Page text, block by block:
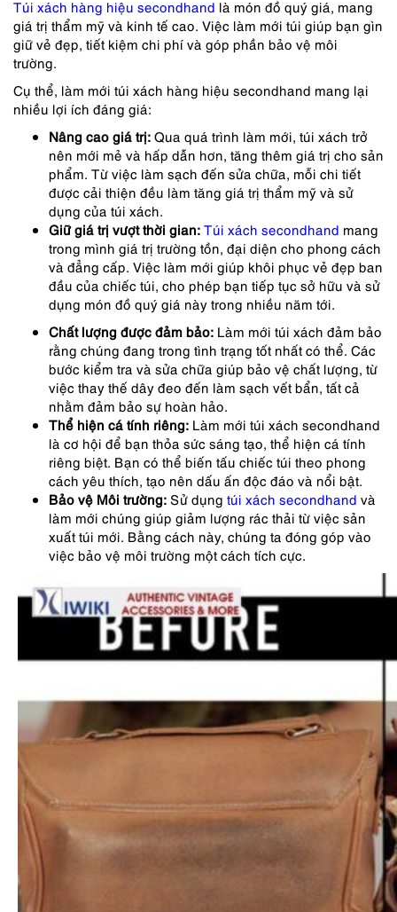
Túi xách hàng hiệu secondhand là món đồ quý giá, mang
giá trị thẩm mỹ và kinh tế cao. Việc làm mới túi giúp bạn gìn
giữ vẻ đẹp, tiết kiệm chi phí và góp phần bảo vệ môi
trường.
Cụ thể, làm mới túi xách hàng hiệu secondhand mang lại
nhiều lợi ích đáng giá:
Nâng cao giá trị: Qua quá trình làm mới, túi xách trở
nên mới mẻ và hấp dẫn hơn, tăng thêm giá trị cho sản
phẩm. Từ việc làm sạch đến sửa chữa, mỗi chi tiết
được cải thiện đều làm tăng giá trị thẩm mỹ và sử
dụng của túi xách.
Giữ giá trị vượt thời gian: Túi xách secondhand mang
trong mình giá trị trường tồn, đại diện cho phong cách
và đẳng cấp. Việc làm mới giúp khôi phục vẻ đẹp ban
đầu của chiếc túi, cho phép bạn tiếp tục sở hữu và sử
dụng món đồ quý giá này trong nhiều năm tới.
Chất lượng được đảm bảo: Làm mới túi xách đảm bảo
rằng chúng đang trong tình trạng tốt nhất có thể. Các
bước kiểm tra và sửa chữa giúp bảo vệ chất lượng, từ
việc thay thế dây đeo đến làm sạch vết bẩn, tất cả
nhằm đảm bảo sự hoàn hảo.
Thể hiện cá tính riêng: Làm mới túi xách secondhand
là cơ hội để bạn thỏa sức sáng tạo, thể hiện cá tính
riêng biệt. Bạn có thể biến tấu chiếc túi theo phong
cách yêu thích, tạo nên dấu ấn độc đáo và nổi bật.
Bảo vệ Môi trường: Sử dụng túi xách secondhand và
làm mới chúng giúp giảm lượng rác thải từ việc sản
xuất túi mới. Bằng cách này, chúng ta đóng góp vào
việc bảo vệ môi trường một cách tích cực.